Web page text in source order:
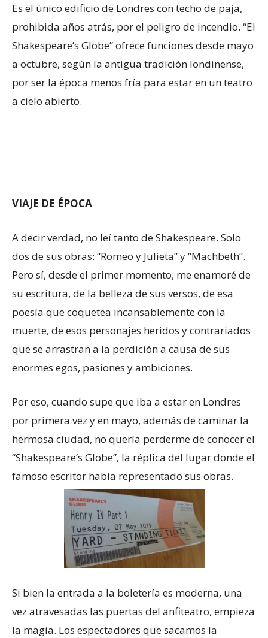
Es el único edificio de Londres con techo de paja,
prohibida años atrás, por el peligro de incendio. “El
Shakespeare’s Globe” ofrece funciones desde mayo
a octubre, según la antigua tradición londinense,
por ser la época menos fría para estar en un teatro
a cielo abierto.
VIAJE DE ÉPOCA
A decir verdad, no leí tanto de Shakespeare. Solo
dos de sus obras: “Romeo y Julieta” y “Machbeth”.
Pero sí, desde el primer momento, me enamoré de
su escritura, de la belleza de sus versos, de esa
poesía que coquetea incansablemente con la
muerte, de esos personajes heridos y contrariados
que se arrastran a la perdición a causa de sus
enormes egos, pasiones y ambiciones.
Por eso, cuando supe que iba a estar en Londres
por primera vez y en mayo, además de caminar la
hermosa ciudad, no quería perderme de conocer el
“Shakespeare’s Globe”, la réplica del lugar donde el
famoso escritor había representado sus obras.
Si bien la entrada a la boletería es moderna, una
vez atravesadas las puertas del anfiteatro, empieza
la magia. Los espectadores que sacamos la